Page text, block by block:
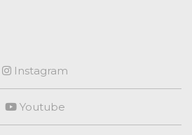
Instagram
Youtube